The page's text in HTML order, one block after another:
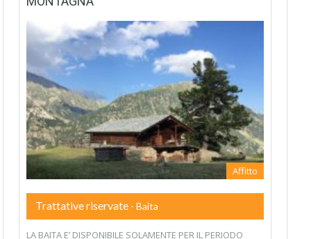
Affitto
Trattative riservate - Baita
LA BAITA E’ DISPONIBILE SOLAMENTE PER IL PERIODO